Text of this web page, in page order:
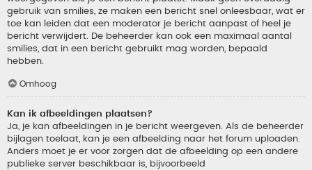
gebruik van smilies, ze maken een bericht snel onleesbaar, wat er
toe kan leiden dat een moderator je bericht aanpast of heel je
bericht verwijdert. De beheerder kan ook een maximaal aantal
smilies, dat in een bericht gebruikt mag worden, bepaald
hebben.
Omhoog
Kan ik afbeeldingen plaatsen?
Ja, je kan afbeeldingen in je bericht weergeven. Als de beheerder
bijlagen toelaat, kan je een afbeelding naar het forum uploaden.
Anders moet je er voor zorgen dat de afbeelding op een andere
publieke server beschikbaar is, bijvoorbeeld